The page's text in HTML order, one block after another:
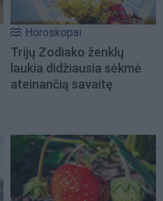
Horoskopai
Trijų Zodiako ženklų
laukia didžiausia sėkmė
ateinančią savaitę